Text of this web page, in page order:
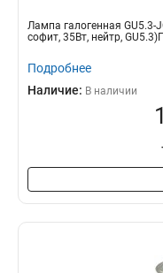
Лампа галогенная GU5.3-
софит, 35Вт, нейтр,
Подробнее
Наличие: В наличии